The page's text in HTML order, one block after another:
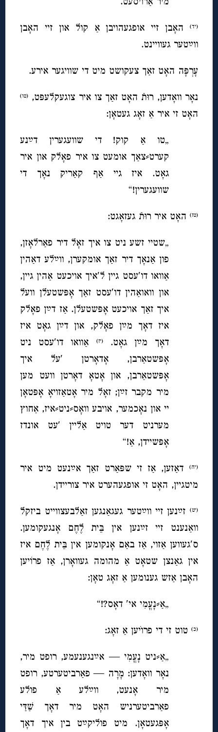
(יד)
האָבן זיי אופגעהויבן אַ קול און זיי האָבן
ווײַטער געוויינט.
עָרְפָּה האָט זאַך צעקושט מיט די שוויגער אירע.
נאָר וואָדען, רוּתֿ האָט זאַך צו איר צוגעקלעפּט, (טו)
האָט זי איר אַ זאָג געטאָן:
„טו אַ קוק! די שוועגערין דײַנע
קערט⸗צאַך אומעט צו איר פאָלק און איר
גאָט. איז גיי אַף קאַריק נאָך די
שוועגערין!“
(טז) האָט איר רוּתֿ געזאָגט:
„שטיי זשע ניט צו איך זאָל דיר פאַרלאָזן,
פון אַנאָך דיר זאַך אומקערן, ווײַלע דאַהין
אַוואו דו′עסט גיין ל′איך אויכעט אַהין גיין,
און וואואַהין דו′עסט זאַך אָפּשטעלן וועל
איך זאַך אויכעט אָפּשטעלן. אַז דײַן פאָלק
איז דאָך מײַן פאָלק, און דײַן גאָט איז
דאָך מײַן גאָט.(יז)
אַוואו דו′עסט ניט
אָפּשטאַרבן, אָדאָרטן ′על איך
אָפּשטאַרבן, און אָטאָ דאָרטן וועט מען
מיר מקבר זײַן; זאָל מיר אָטאַזויאָ אָפּטאָן
יי און נאָכמער, אויבע וואָס⸗ניט⸗איז, אַחוץ
מערניט דער טויט אַליין ′עט אונדז
אָפּשיידן, אַ!“
(יח)
דאַזען, אַז זי שפּאַרט זאַך אײַנעט מיט איר
מיטגיין, האָט זי אופגעהערט איר צוריידן.
(יט) זײַנען זיי ווײַטער געגאַנגען זאַלבעצווייט ביזקל
וואַנענט זיי זײַנען אין בֵּית לֶחֶם אָנגעקומען.
ס′געווען אַזוי, אַז באַם אָנקומען אין בֵּית לֶחֶם איז
אין גאַנצן שטאָט אַ מהומה געוואָרן, אַז פרוֹיען
האָבן אַזש גענומען אַ זאָג טאָן:
„אַ⸗נָעֳמִי אי′ דאָס?!“
(כ) טוט זי די פרוׁיען אַ זאָג:
„אַ⸗ניט נָעֳמִי — אײַנגענעמע, רופט מיר,
נאָר וואָדען: מָרָה — פאַרביטערטע, רופט
מיר אָנעט, ווײַלע אַ פולע
פאַרביטערניש האָט מיר דאָך שַׁדַּי
אָפּגעטאָן. מיט פוליקײַט בין איך דאָך